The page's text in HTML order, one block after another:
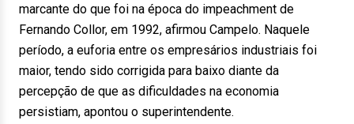
marcante do que foi na época do impeachment de
Fernando Collor, em 1992, afirmou Campelo. Naquele
período, a euforia entre os empresários industriais foi
maior, tendo sido corrigida para baixo diante da
percepção de que as dificuldades na economia
persistiam, apontou o superintendente.